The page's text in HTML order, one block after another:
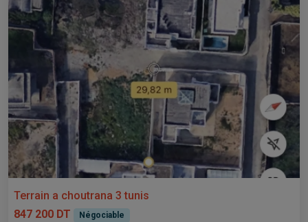
Terrain a choutrana 3 tunis
847 200 DT
Négociable